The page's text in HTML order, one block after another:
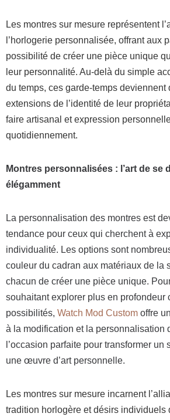
Les montres sur mesure représentent
l’horlogerie personnalisée, offrant aux
possibilité de créer une pièce unique
leur personnalité. Au-delà du simple
du temps, ces garde-temps deviennent
extensions de l’identité de leur
faire artisanal et expression
quotidiennement.
Montres personnalisées : l’art de se
élégamment
La personnalisation des montres est
tendance pour ceux qui cherchent à
individualité. Les options sont
couleur du cadran aux matériaux de la
chacun de créer une pièce unique.
souhaitant explorer plus en profondeur
possibilités, Watch Mod Custom offre
à la modification et la personnalisation
l’occasion parfaite pour transformer un
une œuvre d’art personnelle.
Les montres sur mesure incarnent
tradition horlogère et désirs individuels